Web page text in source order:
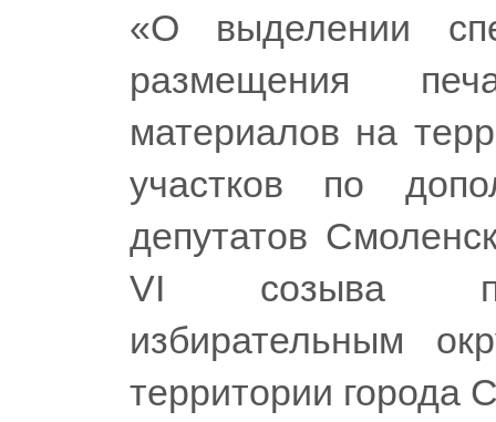
«О выделении
размещения
материалов на
участков по
депутатов
VI созыва по
избирательным
территории города